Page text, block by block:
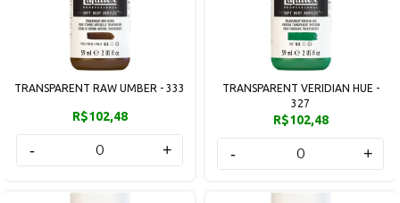
TRANSPARENT RAW UMBER - 333
R$102,48
- +
TRANSPARENT VERIDIAN HUE -
327
R$102,48
- +